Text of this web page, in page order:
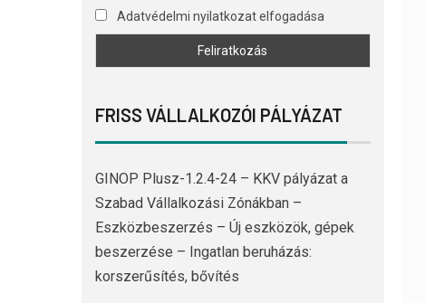
Adatvédelmi nyilatkozat elfogadása
FRISS VÁLLALKOZÓI PÁLYÁZAT
GINOP Plusz-1.2.4-24 – KKV pályázat a
Szabad Vállalkozási Zónákban –
Eszközbeszerzés – Új eszközök, gépek
beszerzése – Ingatlan beruházás:
korszerűsítés, bővítés